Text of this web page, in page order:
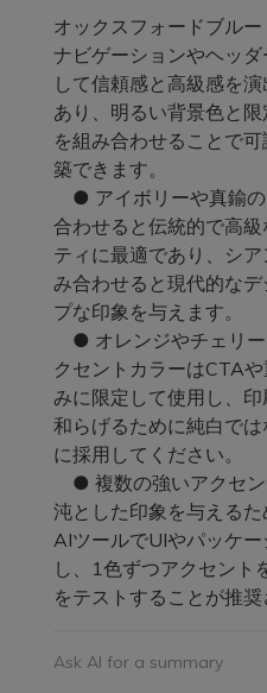
オックスフォードブル
ナビゲーションやヘッ
して信頼感と高級感を
あり、明るい背景色と
を組み合わせることで
築できます。
● アイボリーや真鍮の
合わせると伝統的で高
ティに最適であり、シ
み合わせると現代的な
プな印象を与えます。
● オレンジやチェリー
クセントカラーはCTA
みに限定して使用し、
和らげるために純白で
に採用してください。
● 複数の強いアクセン
沌とした印象を与える
AIツールでUIやパッケ
し、1色ずつアクセント
をテストすることが推奨
Ask AI for a summary